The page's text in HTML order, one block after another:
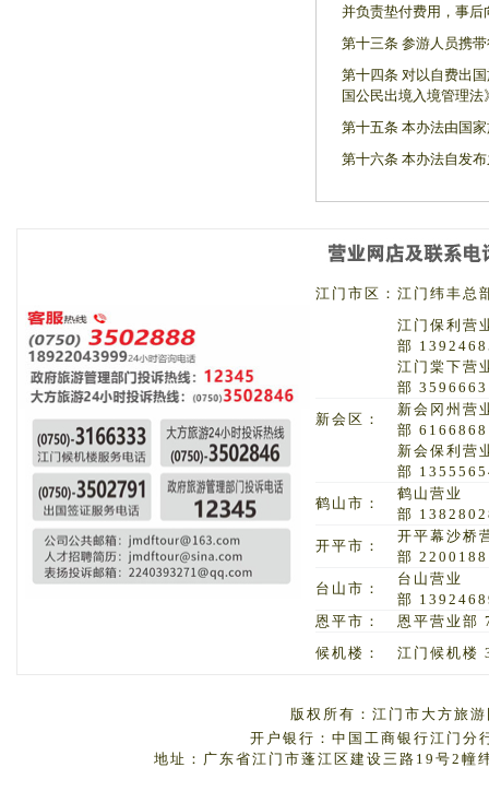
并负责垫付费用，事后
第十三条 参游人员携
第十四条 对以自费出
国公民出境入境管理
第十五条 本办法由国
第十六条 本办法自发
江门市区： 江门纬丰总
江门保利营
部
江门棠下营
部 3596663
新会区：
新会冈州营
部 6166868
新会保利营
部
鹤山市：
鹤山营业
部
开平市：
开平幕沙桥
部 2200188
台山市：
台山营业
部
恩平市：
恩平营业部
候机楼：
江门候机楼
版权所有：江门市大方旅
开户银行：中国工商银行江门
地址：广东省江门市蓬江区建设三路19号2